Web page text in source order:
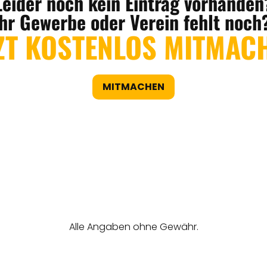
Gewerbe oder Verein fehlt
KOSTENLOS
MITMACHEN